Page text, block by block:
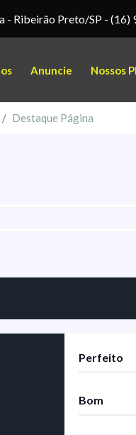
- Ribeirão Preto/SP - (16)
Anuncie Nossos
Destaque Página
Perfeito
Bom